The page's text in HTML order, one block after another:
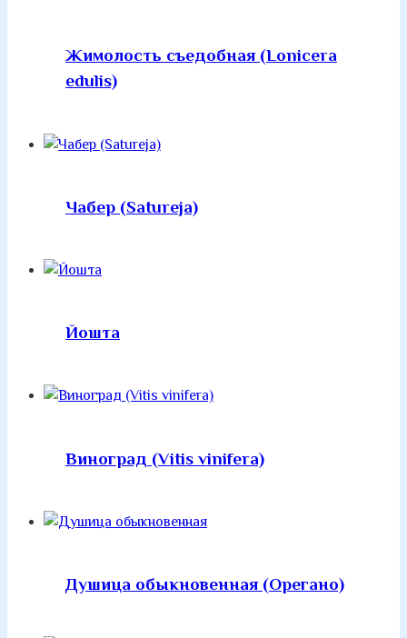
Жимолость съедобная (Lonicera
edulis)
Чабер (Satureja)
Йошта
Виноград (Vitis vinifera)
Душица обыкновенная (Орегано)